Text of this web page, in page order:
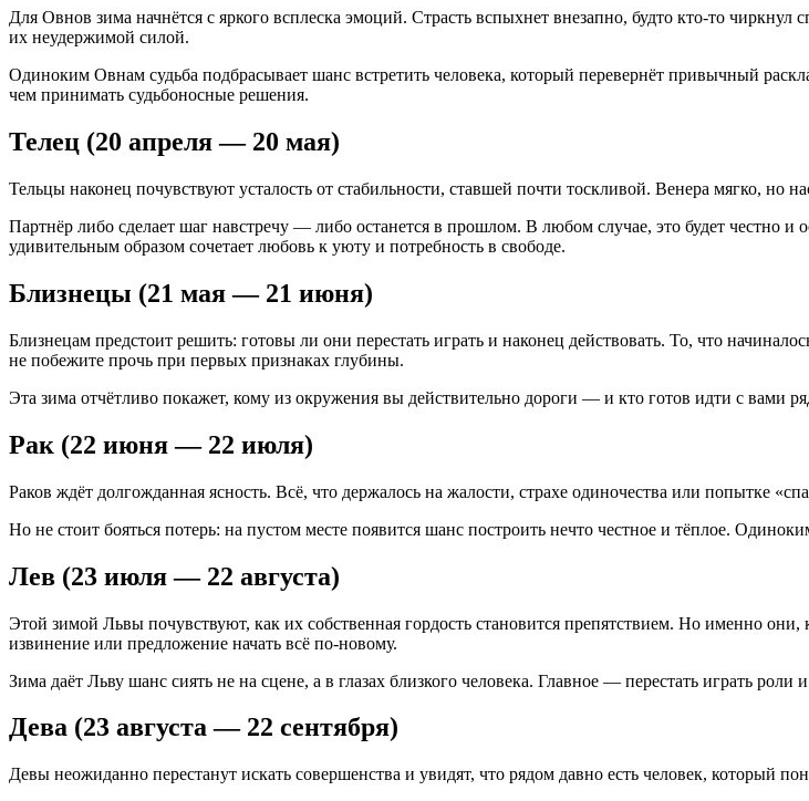
Для Овнов зима начнётся с яркого всплеска эмоций. Страсть вспыхнет внезапно, будто кто-то
их неудержимой силой.
Одиноким Овнам судьба подбрасывает шанс встретить человека, который перевернёт привычный
чем принимать судьбоносные решения.
Телец (20 апреля — 20 мая)
Тельцы наконец почувствуют усталость от стабильности, ставшей почти тоскливой. Венера мягко, но
Партнёр либо сделает шаг навстречу — либо останется в прошлом. В любом случае, это будет честно
удивительным образом сочетает любовь к уюту и потребность в свободе.
Близнецы (21 мая — 21 июня)
Близнецам предстоит решить: готовы ли они перестать играть и наконец действовать. То, что
не побежите прочь при первых признаках глубины.
Эта зима отчётливо покажет, кому из окружения вы действительно дороги — и кто готов идти с вами
Рак (22 июня — 22 июля)
Раков ждёт долгожданная ясность. Всё, что держалось на жалости, страхе одиночества или попытке
Но не стоит бояться потерь: на пустом месте появится шанс построить нечто честное и тёплое.
Лев (23 июля — 22 августа)
Этой зимой Львы почувствуют, как их собственная гордость становится препятствием. Но именно
извинение или предложение начать всё по-новому.
Зима даёт Льву шанс сиять не на сцене, а в глазах близкого человека. Главное — перестать играть роли
Дева (23 августа — 22 сентября)
Девы неожиданно перестанут искать совершенства и увидят, что рядом давно есть человек, который